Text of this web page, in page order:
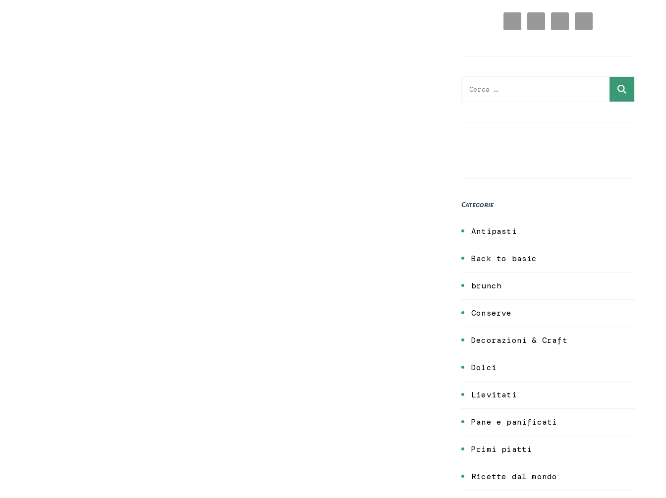
Ricerca
Categorie
Antipasti
Back to basic
brunch
Conserve
Decorazioni & Craft
Dolci
Lievitati
Pane e panificati
Primi piatti
Ricette dal mondo